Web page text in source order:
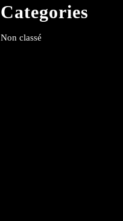
Categories
Non classé